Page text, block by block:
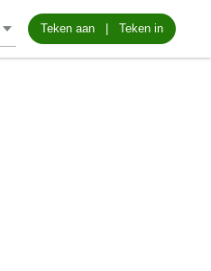
Teken aan Teken in